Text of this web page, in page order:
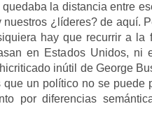
quedaba la distancia entre
nuestros ¿líderes? de aquí.
hay que recurrir a la
en Estados Unidos, ni
inútil de George
un político no se puede
por diferencias